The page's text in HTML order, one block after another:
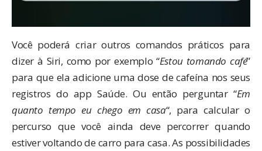
Você poderá criar outros comandos práticos para
dizer à Siri, como por exemplo “Estou tomando café”
para que ela adicione uma dose de cafeína nos seus
registros do app Saúde. Ou então perguntar “Em
quanto tempo eu chego em casa“, para calcular o
percurso que você ainda deve percorrer quando
estiver voltando de carro para casa. As possibilidades